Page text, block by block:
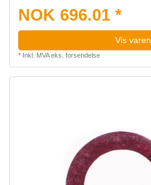
NOK 696.01 *
Vis varen
* Inkl. MVAeks. forsendelse